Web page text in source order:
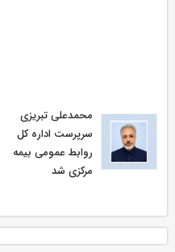
محمدعلی تبریزی
سرپرست اداره كل
روابط عمومی بیمه
مركزی شد